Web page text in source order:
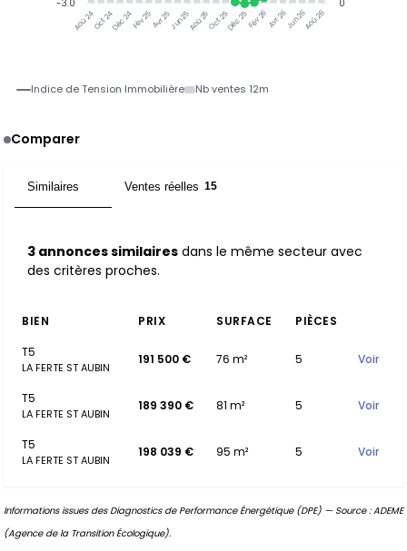
Aoû 24Oct 24Déc 24Fév 25Avr 25Jun 25Aoû 25Oct 25Déc 25Fév 26Avr 26Jun 26Aoû 26
0
-3.0
Indice de Tension Immobilière Nb ventes 12m
Comparer
Similaires Ventes réelles 15
3 annonces similaires dans le même secteur avec
des critères proches.
BIEN PRIX SURFACE
PIÈCES
T5
LA FERTE ST AUBIN
191 500 € 76 m² 5 Voir
T5
LA FERTE ST AUBIN
189 390 € 81 m² 5 Voir
T5
LA FERTE ST AUBIN
198 039 € 95 m² 5 Voir
Informations issues des Diagnostics de Performance Énergétique (DPE) — Source : ADEME
(Agence de la Transition Écologique).